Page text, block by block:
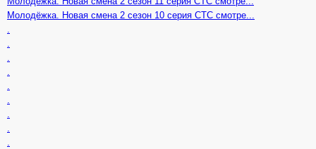
Молодёжка. Новая смена 2 сезон 10 серия СТС смотре...
.
.
.
.
.
.
.
.
.